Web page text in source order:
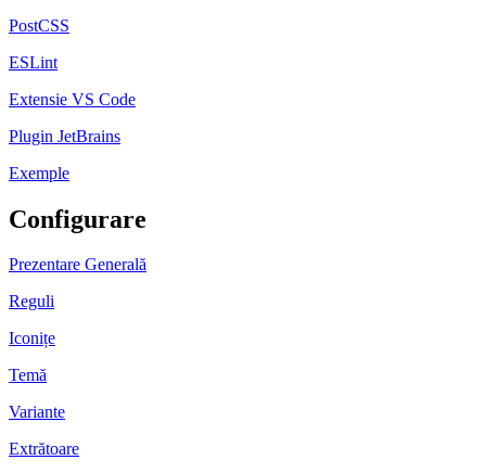
PostCSS
ESLint
Extensie VS Code
Plugin JetBrains
Exemple
Configurare
Prezentare Generală
Reguli
Iconițe
Temă
Variante
Extrătoare